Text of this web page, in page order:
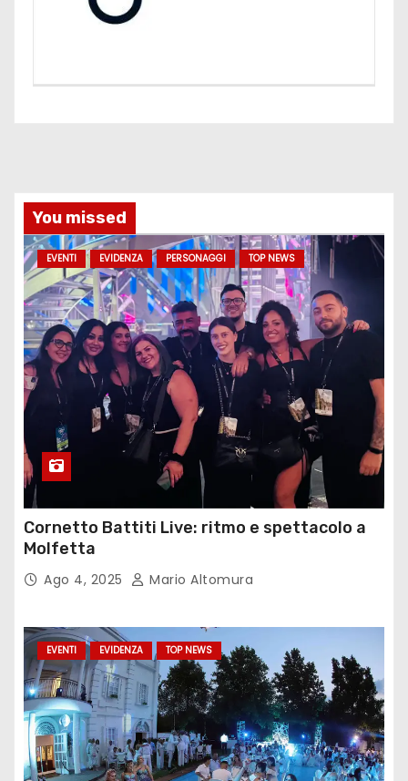
You missed
EVENTI EVIDENZA PERSONAGGI TOP NEWS
Cornetto Battiti Live: ritmo e spettacolo a
Molfetta
Ago 4, 2025 Mario Altomura
EVENTI EVIDENZA TOP NEWS